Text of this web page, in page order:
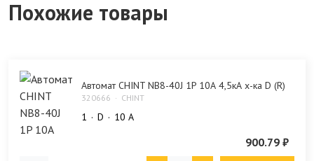
Похожие товары
Автомат CHINT NB8-40J 1P 10А 4,5кА х-ка D (R)
320666 CHINT
1 D 10 А
900.79 ₽